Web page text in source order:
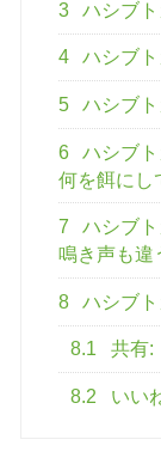
3 ハシブ
4 ハシブ
5 ハシブ
6
ハシブ
何を餌にし
7
ハシブ
鳴き声も違
8 ハシブト
8.1 共有:
8.2 いい